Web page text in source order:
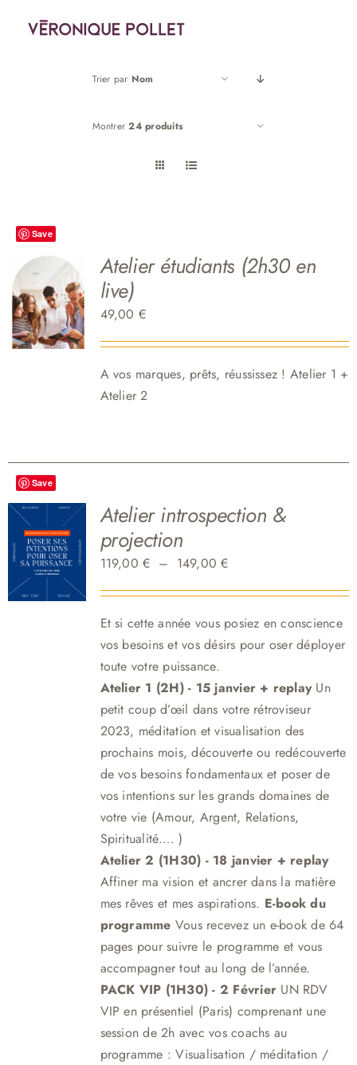
Trier par Nom
Montrer24 produits
Save
Atelier étudiants (2h30 en
live)
49,00 €
A vos marques, prêts, réussissez ! Atelier 1 +
Atelier 2
Save
Atelier introspection &
projection
119,00€ – 149,00€Plage
119,00 €
à
Et si cette année vous posiez en conscience
vos besoins et vos désirs pour oser déployer
toute votre puissance.
Atelier 1 (2H) - 15 janvier + replay Un
petit coup d’œil dans votre rétroviseur
2023, méditation et visualisation des
prochains mois, découverte ou redécouverte
de vos besoins fondamentaux et poser de
vos intentions sur les grands domaines de
votre vie (Amour, Argent, Relations,
Spiritualité…. )
Atelier 2 (1H30) - 18 janvier + replay
Affiner ma vision et ancrer dans la matière
mes rêves et mes aspirations. E-book du
programme Vous recevez un e-book de 64
pages pour suivre le programme et vous
accompagner tout au long de l’année.
PACK VIP (1H30) - 2 Février UN RDV
VIP en présentiel (Paris) comprenant une
session de 2h avec vos coachs au
programme : Visualisation / méditation /